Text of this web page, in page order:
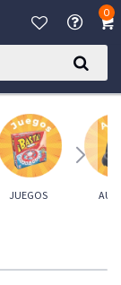
0
JUEGOS